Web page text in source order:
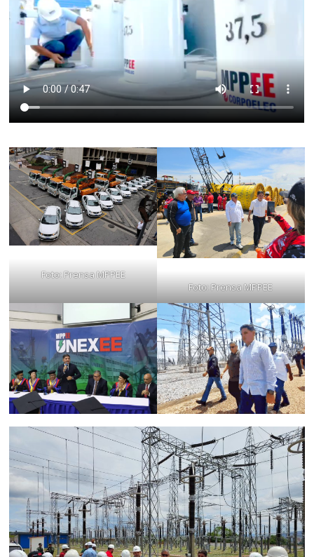
Foto: Prensa MPPEE
Foto: Prensa MPPEE